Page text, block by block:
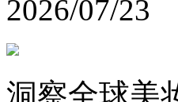
2026/07/23
洞察全球美